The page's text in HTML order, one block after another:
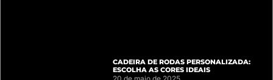
CADEIRA DE RODAS PERSONALIZADA:
ESCOLHA AS CORES IDEAIS